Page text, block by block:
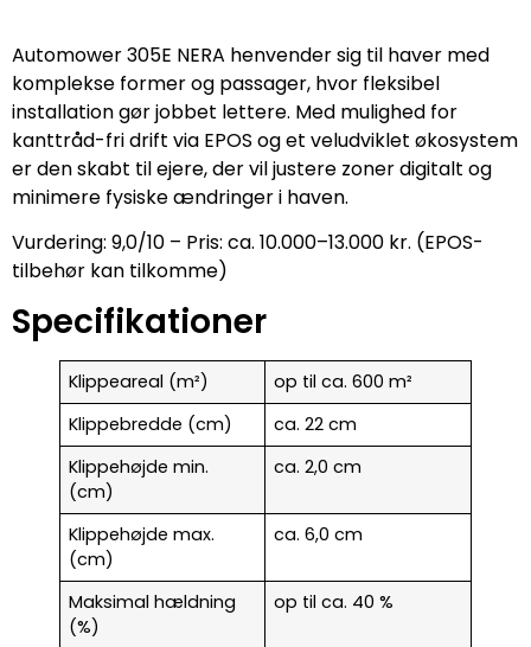
Automower 305E NERA henvender sig til haver med
komplekse former og passager, hvor fleksibel
installation gør jobbet lettere. Med mulighed for
kanttråd-fri drift via EPOS og et veludviklet økosystem
er den skabt til ejere, der vil justere zoner digitalt og
minimere fysiske ændringer i haven.
Vurdering: 9,0/10 – Pris: ca. 10.000–13.000 kr. (EPOS-
tilbehør kan tilkomme)
Specifikationer
Klippeareal (m²)
op til ca. 600 m²
Klippebredde (cm)
ca. 22 cm
Klippehøjde min.
(cm)
ca. 2,0 cm
Klippehøjde max.
(cm)
ca. 6,0 cm
Maksimal hældning
(%)
op til ca. 40 %